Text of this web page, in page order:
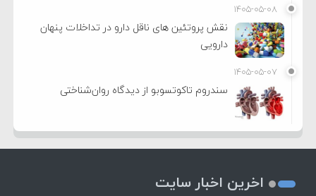
۱۴۰۵-۰۵-۰۸
نقش پروتئین های ناقل دارو در تداخلات پنهان
دارویی
۱۴۰۵-۰۵-۰۷
سندروم تاکوتسوبو از دیدگاه روان‌شناختی
اخرین اخبار سایت